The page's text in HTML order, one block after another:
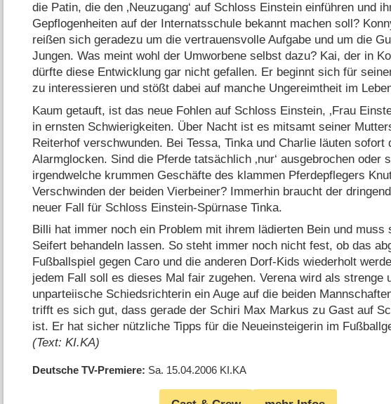
die Patin, die den ‚Neuzugang‘ auf Schloss Einstein einführen und
Gepflogenheiten auf der Internatsschule bekannt machen soll?
reißen sich geradezu um die vertrauensvolle Aufgabe und um die
Jungen. Was meint wohl der Umworbene selbst dazu? Kai, der in
dürfte diese Entwicklung gar nicht gefallen. Er beginnt sich für
zu interessieren und stößt dabei auf manche Ungereimtheit im
Kaum getauft, ist das neue Fohlen auf Schloss Einstein, ‚Frau
in ernsten Schwierigkeiten. Über Nacht ist es mitsamt seiner
Reiterhof verschwunden. Bei Tessa, Tinka und Charlie läuten sofort
Alarmglocken. Sind die Pferde tatsächlich ‚nur‘ ausgebrochen oder
irgendwelche krummen Geschäfte des klammen Pferdepflegers
Verschwinden der beiden Vierbeiner? Immerhin braucht der
neuer Fall für Schloss Einstein-Spürnase Tinka.
Billi hat immer noch ein Problem mit ihrem lädierten Bein und muss
Seifert behandeln lassen. So steht immer noch nicht fest, ob das
Fußballspiel gegen Caro und die anderen Dorf-Kids wiederholt
jedem Fall soll es dieses Mal fair zugehen. Verena wird als strenge
unparteiische Schiedsrichterin ein Auge auf die beiden
trifft es sich gut, dass gerade der Schiri Max Markus zu Gast auf
ist. Er hat sicher nützliche Tipps für die Neueinsteigerin im
(Text: KI.KA)
Deutsche TV-Premiere Sa. 15.04.2006 KI.KA